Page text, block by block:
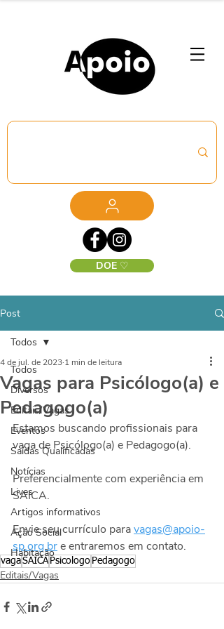
DOE ♡
Post
Todos
Diversos
Editais/Vagas
Eventos
Saídas Qualificadas
Notícias
Lives
Artigos informativos
Ação Social
Habitação
Todos
Vagas para Psicólogo(a) e
Pedagogo(a)
4 de jul. de 2023 1 min de leitura
Estamos buscando profissionais para
vaga de Psicólogo(a) e Pedagogo(a).
Preferencialmente com experiência em
SAICA.
Envie seu currículo para vagas@apoio-
sp.org.br e entraremos em contato.
vagaSAICA Psicologo Pedagogo
Editais/Vagas